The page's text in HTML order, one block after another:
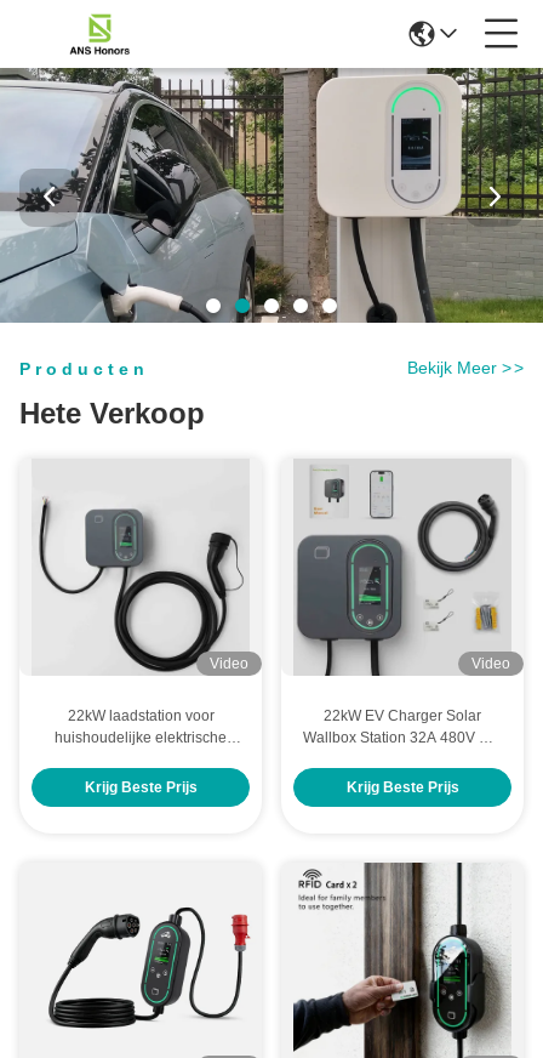
Producten
Hete Verkoop
Bekijk Meer >>
Video
22kW laadstation voor
huishoudelijke elektrische
Krijg Beste Prijs
Video
22kW EV Charger Solar
Wallbox Station 32A 480V met
Krijg Beste Prijs